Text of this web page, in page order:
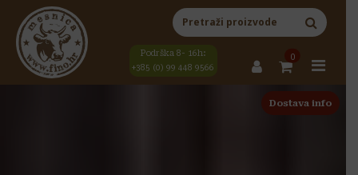
Skip to content
Main Navigation Pretraži:
Podrška 8- 16h:
+385 (0) 99 448 9566
Dostava info
0